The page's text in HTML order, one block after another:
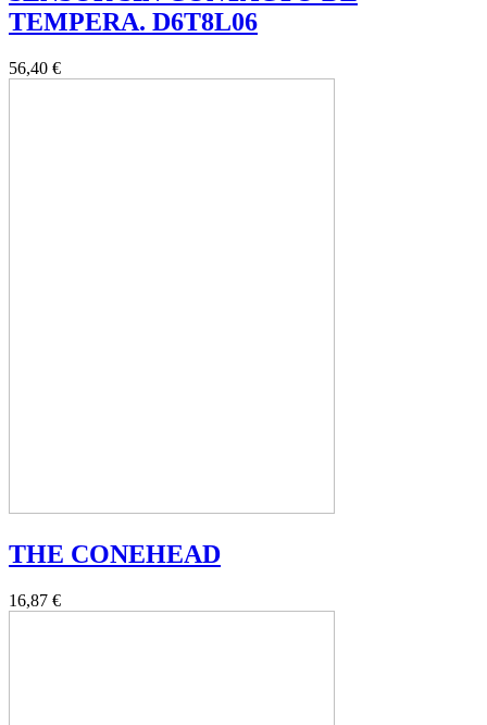
TEMPERA. D6T8L06
56,40 €
THE CONEHEAD
16,87 €